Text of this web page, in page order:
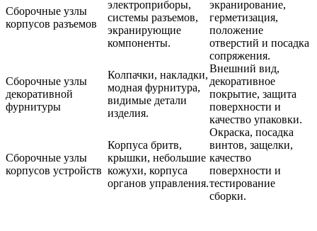
Сборочные узлы
корпусов разъемов
электроприборы,
системы разъемов,
экранирующие
компоненты.
экранирование,
герметизация,
положение
отверстий и посадка
сопряжения.
Сборочные узлы
декоративной
фурнитуры
Колпачки, накладки,
модная фурнитура,
видимые детали
изделия.
Внешний вид,
декоративное
покрытие, защита
поверхности и
качество упаковки.
Сборочные узлы
корпусов устройств
Корпуса бритв,
крышки, небольшие
кожухи, корпуса
органов управления.
Окраска, посадка
винтов, защелки,
качество
поверхности и
тестирование
сборки.